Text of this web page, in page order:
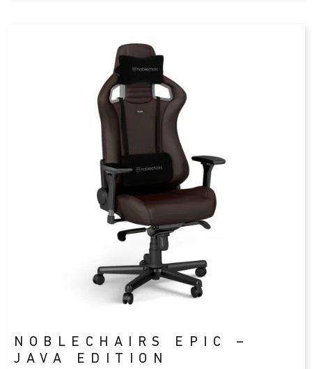
NOBLECHAIRS EPIC –
JAVA EDITION